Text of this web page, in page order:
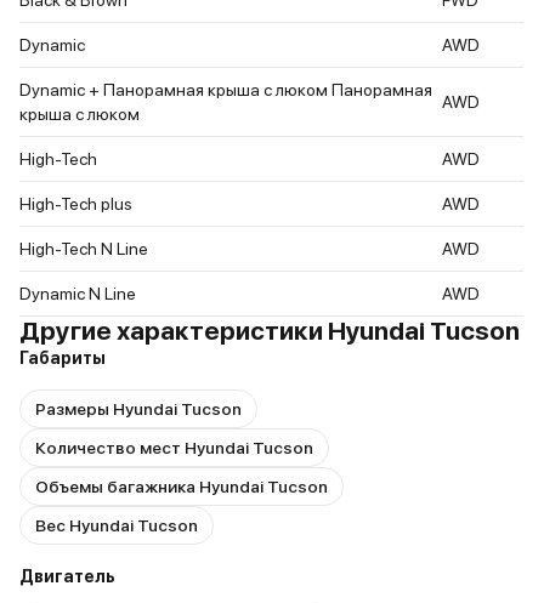
Dynamic AWD
Dynamic + Панорамная крыша с люком Панорамная
крыша с люком
AWD
High-Tech AWD
High-Tech plus AWD
High-Tech N Line AWD
Dynamic N Line AWD
Другие характеристики Hyundai Tucson
Габариты
Размеры Hyundai Tucson
Количество мест Hyundai Tucson
Объемы багажника Hyundai Tucson
Вес Hyundai Tucson
Двигатель